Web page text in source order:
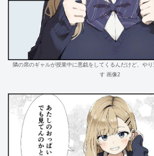
隣の席のギャルが授業中に悪戯をしてくるんだけど、やり
す 画像2